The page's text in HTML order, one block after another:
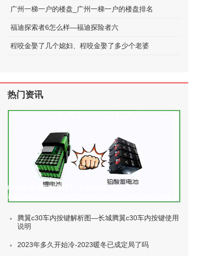
广州一梯一户的楼盘_广州一梯一户的楼盘排名
福迪探索者6怎么样—福迪探险者六
程咬金娶了几个媳妇、程咬金娶了多少个老婆
热门资讯
电动车电池的种类及标准(电动车 电池
种类)
腾翼c30车内按键解析图—长城腾翼c30车内按键使用
说明
2023年多久开始冷-2023暖冬已成定局了吗